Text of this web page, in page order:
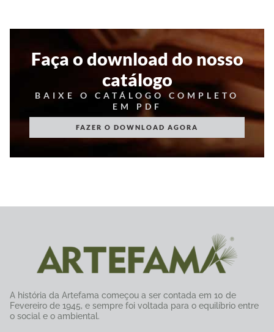
Faça o download do nosso
catálogo
BAIXE O CATÁLOGO COMPLETO
EM PDF
FAZER O DOWNLOAD AGORA
A história da Artefama começou a ser contada em 10 de
Fevereiro de 1945, e sempre foi voltada para o equilíbrio entre
o social e o ambiental.